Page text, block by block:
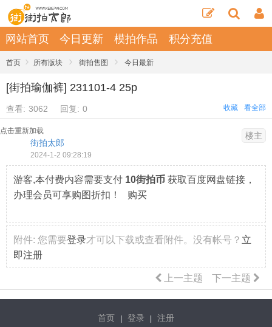
网站首页 今日更新 模拍作品 积分充值
首页 › 所有版块 › 街拍售图 › 今日最新
[街拍瑜伽裤] 231101-4 25p
查看: 3062 回复: 0 看全部
收藏
点击重新加载
街拍太郎
2024-1-2 09:28:19
楼主
游客,本付费内容需要支付 10街拍币 获取百度网盘链接，
办理会员可享购图折扣！ 购买
附件: 您需要登录才可以下载或查看附件。没有帐号？ 立
即注册
下一主题
上一主题
首页 登录 注册